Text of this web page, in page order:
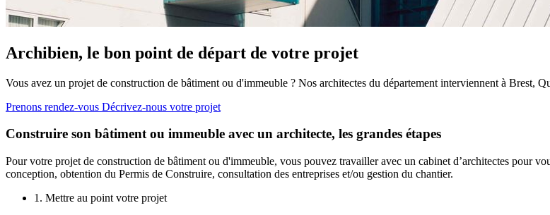
Archibien, le bon point de départ de votre projet
Vous avez un projet de construction de bâtiment ou d'immeuble ? Nos architectes du département interviennent à Brest,
Prenons rendez-vous Décrivez-nous votre projet
Construire son bâtiment ou immeuble avec un architecte, les grandes étapes
Pour votre projet de construction de bâtiment ou d'immeuble, vous pouvez travailler avec un cabinet d’architectes pour
conception, obtention du Permis de Construire, consultation des entreprises et/ou gestion du chantier.
1. Mettre au point votre projet